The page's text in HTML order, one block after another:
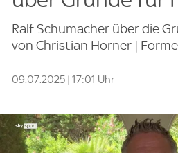
Ralf Schumacher über die
von Christian Horner |
09.07.2025 | 17:01 Uhr